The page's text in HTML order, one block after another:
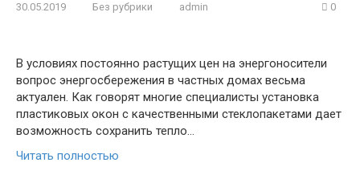
30.05.2019 Без рубрики admin 0
В условиях постоянно растущих цен на энергоносители
вопрос энергосбережения в частных домах весьма
актуален. Как говорят многие специалисты установка
пластиковых окон с качественными стеклопакетами дает
возможность сохранить тепло…
Читать полностью